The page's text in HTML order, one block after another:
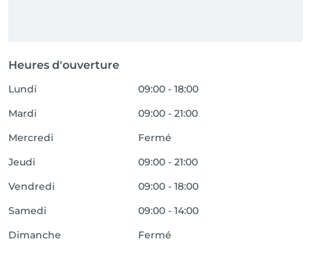
Heures d'ouverture
Lundi
09:00 - 18:00
Mardi
09:00 - 21:00
Mercredi
Fermé
Jeudi
09:00 - 21:00
Vendredi
09:00 - 18:00
Samedi
09:00 - 14:00
Dimanche
Fermé